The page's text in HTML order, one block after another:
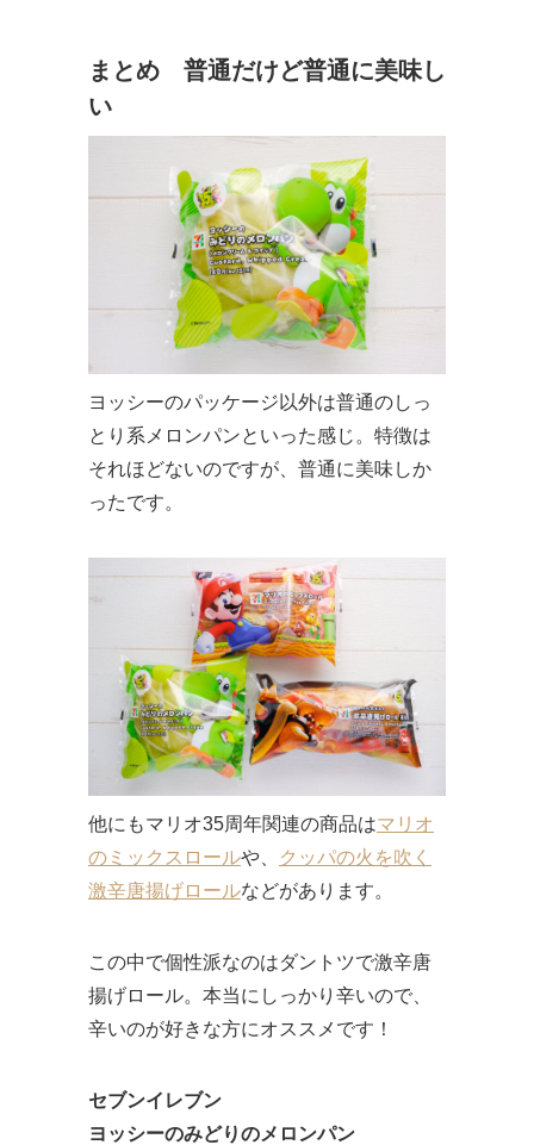
まとめ 普通だけど普通に美味し
い
ヨッシーのパッケージ以外は普通のしっ
とり系メロンパンといった感じ。特徴は
それほどないのですが、普通に美味しか
ったです。
他にもマリオ35周年関連の商品はマリオ
のミックスロールや、
クッパの火を吹く
激辛唐揚げロールなどがあります。
この中で個性派なのはダントツで激辛唐
揚げロール。本当にしっかり辛いので、
辛いのが好きな方にオススメです！
セブンイレブン
ヨッシーのみどりのメロンパン